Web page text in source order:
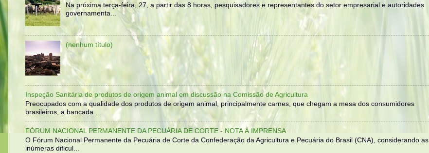
Na próxima terça-feira, 27, a partir das 8 horas, pesquisadores e representantes do setor empresarial e autoridades
governamenta...
(nenhum título)
Inspeção Sanitária de produtos de origem animal em discussão na Comissão de Agricultura
Preocupados com a qualidade dos produtos de origem animal, principalmente carnes, que chegam a mesa dos consumidores
brasileiros, a bancada ...
FÓRUM NACIONAL PERMANENTE DA PECUÁRIA DE CORTE - NOTA À IMPRENSA
O Fórum Nacional Permanente da Pecuária de Corte da Confederação da Agricultura e Pecuária do Brasil (CNA), considerando as
inúmeras dificul...